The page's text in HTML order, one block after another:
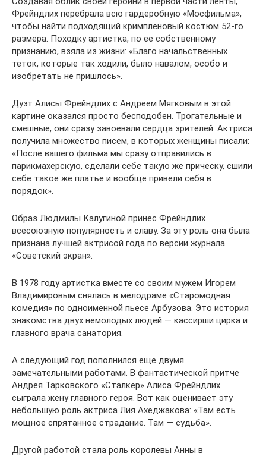
Фрейндлих перебрала всю гардеробную «Мосфильма»,
чтобы найти подходящий кримпленовый костюм 52-го
размера. Походку артистка, по ее собственному
признанию, взяла из жизни: «Благо начальственных
теток, которые так ходили, было навалом, особо и
изобретать не пришлось».
Дуэт Алисы Фрейндлих с Андреем Мягковым в этой
картине оказался просто бесподобен. Трогательные и
смешные, они сразу завоевали сердца зрителей. Актриса
получила множество писем, в которых женщины писали:
«После вашего фильма мы сразу отправились в
парикмахерскую, сделали себе такую же прическу, сшили
себе такое же платье и вообще привели себя в
порядок».
Образ Людмилы Калугиной принес Фрейндлих
всесоюзную популярность и славу. За эту роль она была
признана лучшей актрисой года по версии журнала
«Советский экран».
В 1978 году артистка вместе со своим мужем Игорем
Владимировым снялась в мелодраме «Старомодная
комедия» по одноименной пьесе Арбузова. Это история
знакомства двух немолодых людей — кассирши цирка и
главного врача санатория.
А следующий год пополнился еще двумя
замечательными работами. В фантастической притче
Андрея Тарковского «Сталкер» Алиса Фрейндлих
сыграла жену главного героя. Вот как оценивает эту
небольшую роль актриса Лия Ахеджакова: «Там есть
мощное спрятанное страдание. Там — судьба».
Другой работой стала роль королевы Анны в